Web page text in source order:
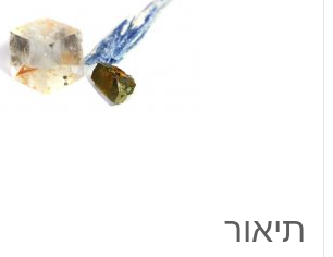
תיאור